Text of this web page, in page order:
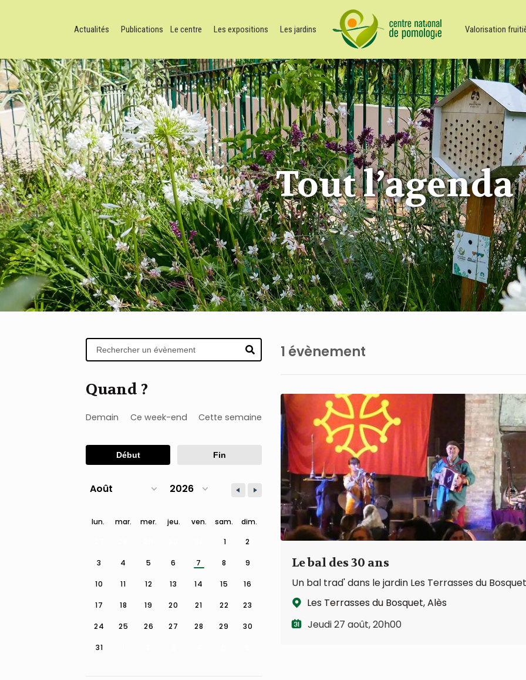
Actualités Publications Le centre Les expositions Les jardins Valorisation
Tout l’agenda
Quand ?
Demain Ce week-end Cette semaine
lun. mar. mer. jeu. ven. sam.
dim.
1 2
3 4 5 6 7 8 9
10 11 12 13 14 15 16
17 18 19 20 21 22 23
24 25 26 27 28 29 30
31
1 évènement
Le bal des 30 ans
Un bal trad' dans le jardin Les Terrasses du
Les Terrasses du Bosquet, Alès
Jeudi 27 août, 20h00